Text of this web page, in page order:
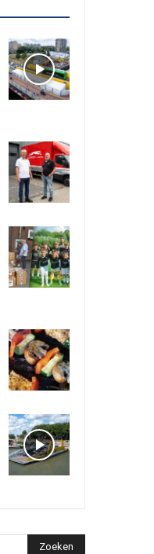
Zoeken